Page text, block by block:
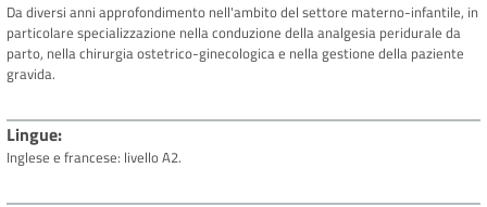
Da diversi anni approfondimento nell'ambito del settore materno-infantile, in
particolare specializzazione nella conduzione della analgesia peridurale da
parto, nella chirurgia ostetrico-ginecologica e nella gestione della paziente
gravida.
Lingue
Inglese e francese: livello A2.